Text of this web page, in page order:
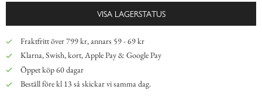
VISA LAGERSTATUS
Fraktfritt över 799 kr, annars 59 - 69 kr
Klarna, Swish, kort, Apple Pay & Google Pay
Öppet köp 60 dagar
Beställ före kl 13 så skickar vi samma dag.